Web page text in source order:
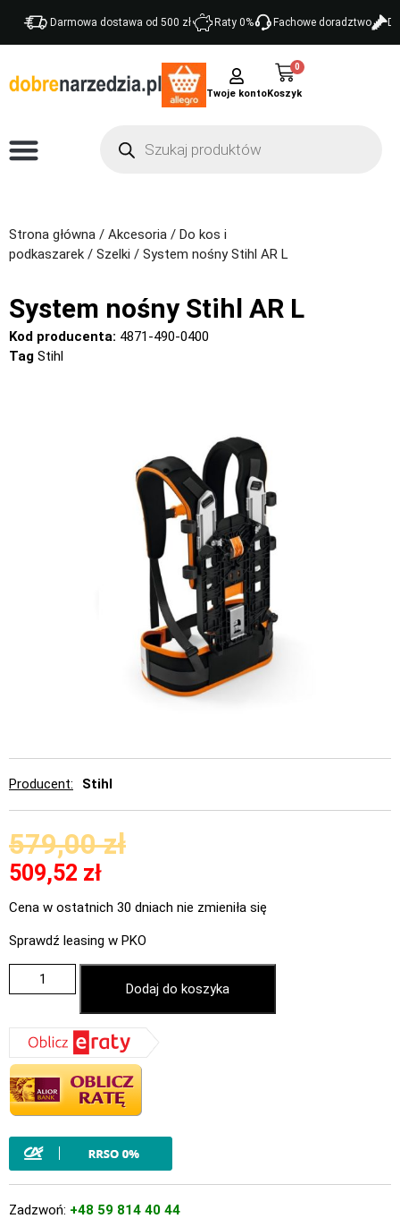
Darmowa dostawa od 500 zł Raty 0% Fachowe doradztwo
Twoje konto
0
Strona główna / Akcesoria / Do kos i
podkaszarek / Szelki / System nośny Stihl AR L
System nośny Stihl AR L
Kod producenta: 4871-490-0400
Tag Stihl
Producent Stihl
579,00zł
509,52 zł
Cena w ostatnich 30 dniach nie zmieniła się
Sprawdź leasing w PKO
Dodaj do koszyka
Zadzwoń: +48 59 814 40 44